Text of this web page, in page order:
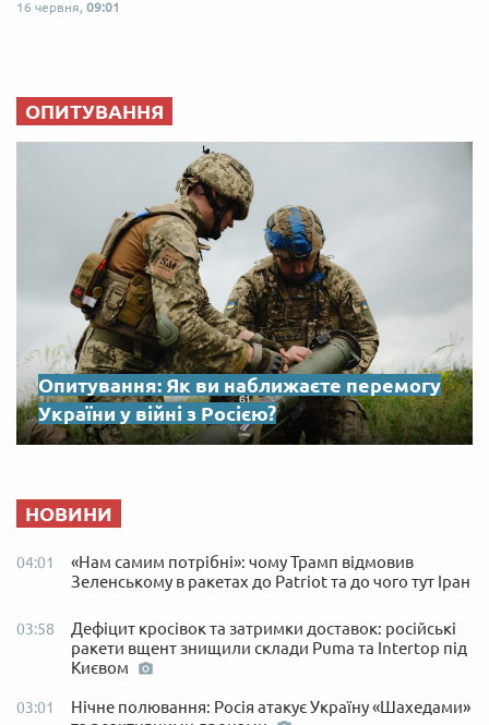
16 червня, 09:01
ОПИТУВАННЯ
Опитування: Як ви наближаєте перемогу
України у війні з Росією?
НОВИНИ
04:01
«Нам самим потрібні»: чому Трамп відмовив
Зеленському в ракетах до Patriot та до чого тут Іран
03:58
Дефіцит кросівок та затримки доставок: російські
ракети вщент знищили склади Puma та Intertop під
Києвом
03:01
Нічне полювання: Росія атакує Україну «Шахедами»